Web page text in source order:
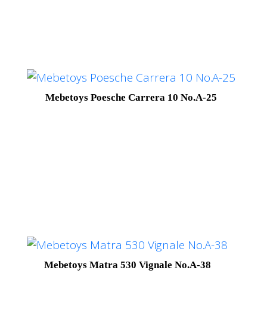
Mebetoys Poesche Carrera 10 No.A-25
Mebetoys Matra 530 Vignale No.A-38